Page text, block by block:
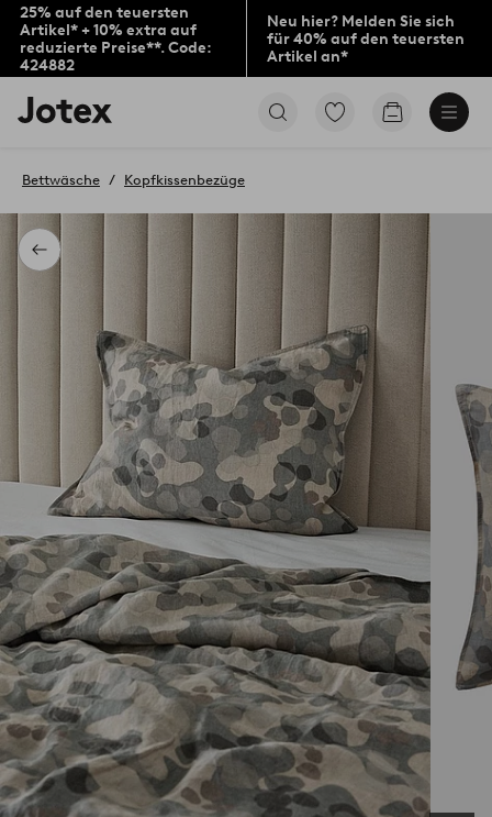
25% auf den teuersten
Artikel* + 10% extra auf
reduzierte Preise**. Code:
424882
Neu hier? Melden Sie sich
für 40% auf den teuersten
Artikel an*
Jotex-
Logo
Startseite
Zu
Produkten
Zum
Zurück
Bettwäsche Kopfkissenbezüge